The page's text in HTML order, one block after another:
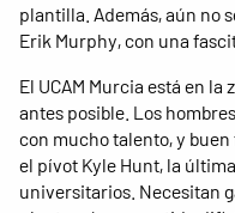
plantilla. Además, aún no
Erik Murphy, con una
El UCAM Murcia está en
antes posible. Los
con mucho talento, y
el pívot Kyle Hunt, la
universitarios. Necesitan